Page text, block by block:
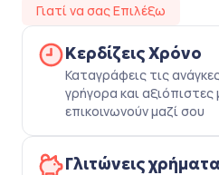
Γιατί να σας Επιλέξω
Κερδίζεις Χρόνο
Καταγράφεις τις
γρήγορα και
επικοινωνούν μαζί σου
Γλιτώνεις